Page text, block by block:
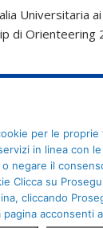
Universitaria
di Orienteering
Italiana dello
00195 Roma -
per le proprie
in linea con
negare il
Clicca su
cliccando
acconsenti